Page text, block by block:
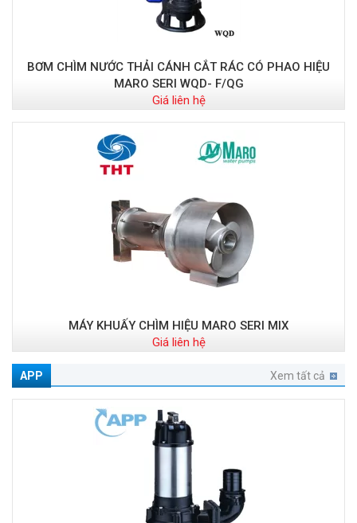
BƠM CHÌM NƯỚC THẢI CÁNH CẮT RÁC CÓ PHAO HIỆU
MARO SERI WQD- F/QG
Giá liên hệ
MÁY KHUẤY CHÌM HIỆU MARO SERI MIX
Giá liên hệ
APP Xem tất cả